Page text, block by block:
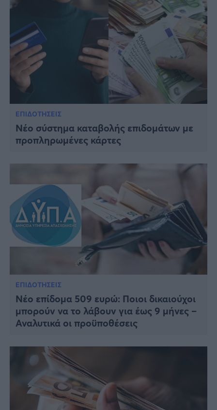
ΕΠΙΔΟΤΗΣΕΙΣ
Νέο σύστημα καταβολής επιδομάτων με
προπληρωμένες κάρτες
ΕΠΙΔΟΤΗΣΕΙΣ
Νέο επίδομα 509 ευρώ: Ποιοι δικαιούχοι
μπορούν να το λάβουν για έως 9 μήνες –
Αναλυτικά οι προϋποθέσεις